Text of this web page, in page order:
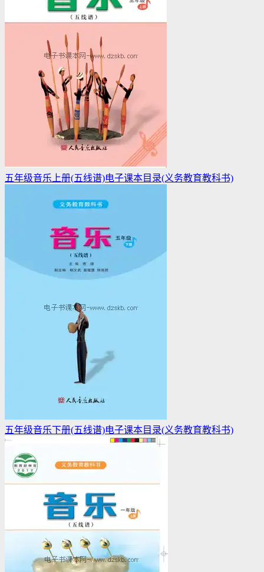
五年级音乐上册(五线谱)电子课本目录(义务教育教科书)
五年级音乐下册(五线谱)电子课本目录(义务教育教科书)